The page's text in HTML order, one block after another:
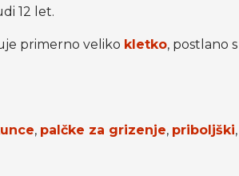
12 let.
primerno veliko kletko, postlano
, palčke za grizenje, priboljški,